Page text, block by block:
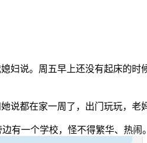
妇说。周五早上还没有起床的
说都在家一周了，出门玩玩，老
有一个学校，怪不得繁华、热闹。